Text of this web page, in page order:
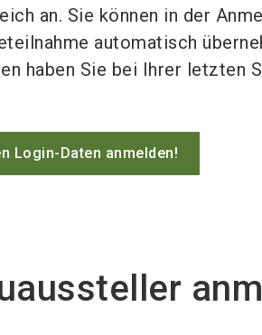
an. Sie können in der
automatisch
haben Sie bei Ihrer letzten
Login-Daten anmelden!